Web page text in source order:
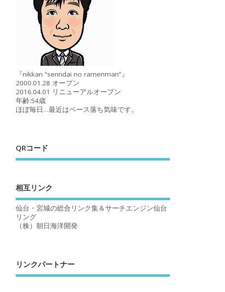
『nikkan “senndai no ramenman”』
2000.01.28 オープン
2016.04.01 リニューアルオープン
年齢:54歳
ほぼ毎日…最近はペース落ち気味です。
QRコード
相互リンク
仙台・宮城の総合リンク集＆サーチエンジン仙台
リング
（株）朝日海洋開発
リンクパートナー